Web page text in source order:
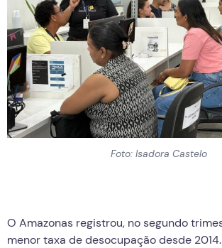
Foto: Isadora Castelo
O Amazonas registrou, no segundo
menor taxa de desocupação desde